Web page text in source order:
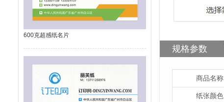
600克超感纸名片
规格参数
商品名称
纸张颜色